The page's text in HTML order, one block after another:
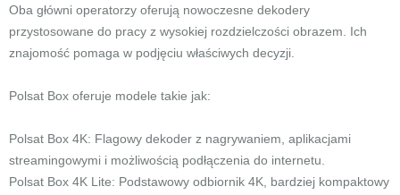
Oba główni operatorzy oferują nowoczesne dekodery
przystosowane do pracy z wysokiej rozdzielczości obrazem. Ich
znajomość pomaga w podjęciu właściwych decyzji.
Polsat Box oferuje modele takie jak:
Polsat Box 4K: Flagowy dekoder z nagrywaniem, aplikacjami
streamingowymi i możliwością podłączenia do internetu.
Polsat Box 4K Lite: Podstawowy odbiornik 4K, bardziej kompaktowy